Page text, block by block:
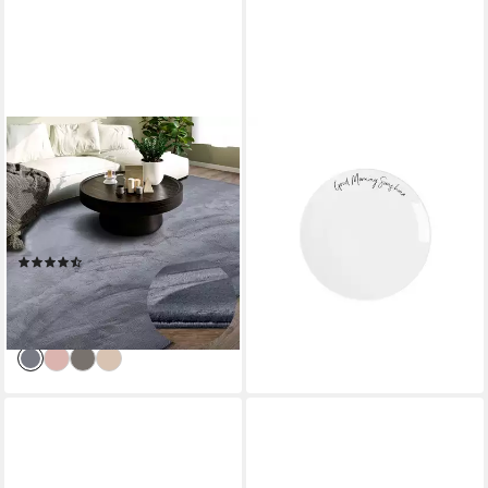
VILLEROY & BOCH
Teppich Leon, rechteckig,
Höhe: 15 mm, Langflor,
Shaggy, uni, flauschig weich,
glänzend, Kaninchenfell Haptik
(16)
ab 36,10 € UVP74,90 €
-52%
lieferbar - in 3-4 Werktagen bei dir
Frühstücksteller Sunshine ø